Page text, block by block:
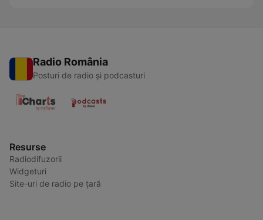
Radio România
Posturi de radio și podcasturi
Resurse
Radiodifuzorii
Widgeturi
Site-uri de radio pe țară